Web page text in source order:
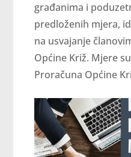
građanima i
predloženih mjera,
na usvajanje
Općine Križ. Mjere
Proračuna Općine